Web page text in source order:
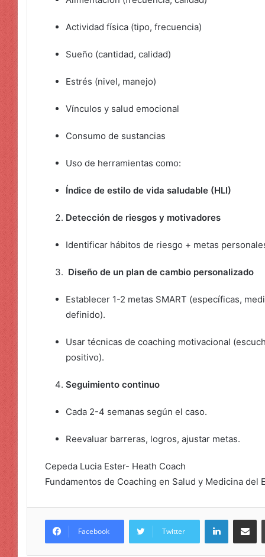
Actividad física (tipo, frecuencia)
Sueño (cantidad, calidad)
Estrés (nivel, manejo)
Vínculos y salud emocional
Consumo de sustancias
Uso de herramientas como:
Índice de estilo de vida saludable (HLI)
Detección de riesgos y motivadores
Identificar hábitos de riesgo + metas
Diseño de un plan de cambio personalizado
Establecer 1-2 metas SMART (específicas,
definido).
Usar técnicas de coaching motivacional
positivo).
Seguimiento continuo
Cada 2-4 semanas según el caso.
Reevaluar barreras, logros, ajustar metas.
Cepeda Lucia Ester- Heath Coach
Fundamentos de Coaching en Salud y Medicina del
Facebook Twitter
LinkedIn